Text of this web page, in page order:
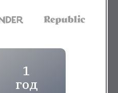
1
год